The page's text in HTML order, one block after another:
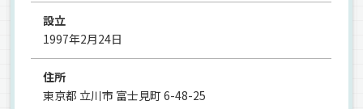
設立
1997年2月24日
住所
東京都 立川市 富士見町 6-48-25